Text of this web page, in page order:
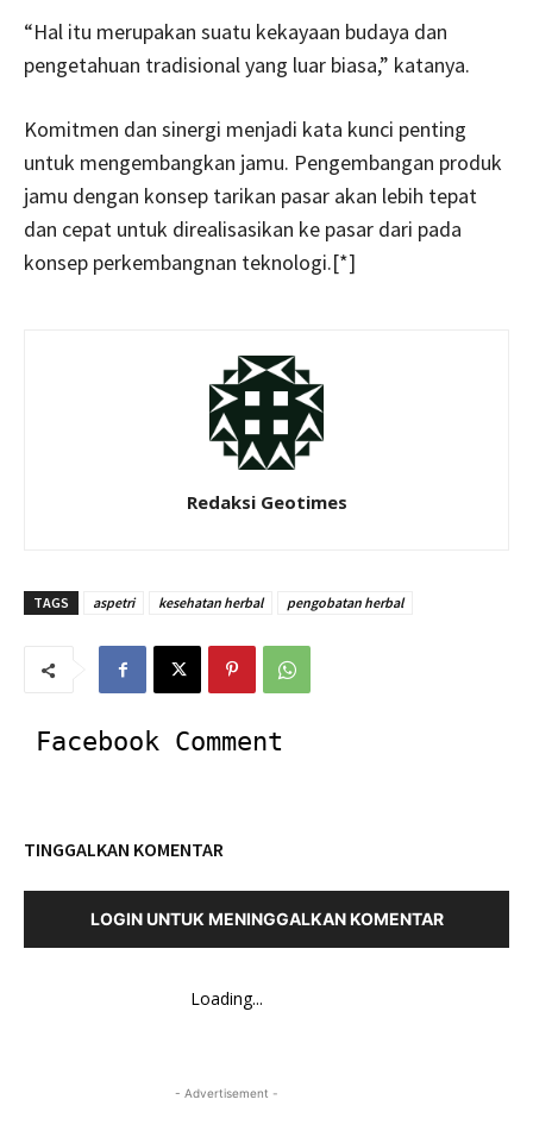
“Hal itu merupakan suatu kekayaan budaya dan
pengetahuan tradisional yang luar biasa,” katanya.
Komitmen dan sinergi menjadi kata kunci penting
untuk mengembangkan jamu. Pengembangan produk
jamu dengan konsep tarikan pasar akan lebih tepat
dan cepat untuk direalisasikan ke pasar dari pada
konsep perkembangnan teknologi.[*]
Redaksi Geotimes
TAGS aspetri kesehatan herbal pengobatan herbal
Facebook Comment
TINGGALKAN KOMENTAR
LOGIN UNTUK MENINGGALKAN KOMENTAR
Loading...
- Advertisement -